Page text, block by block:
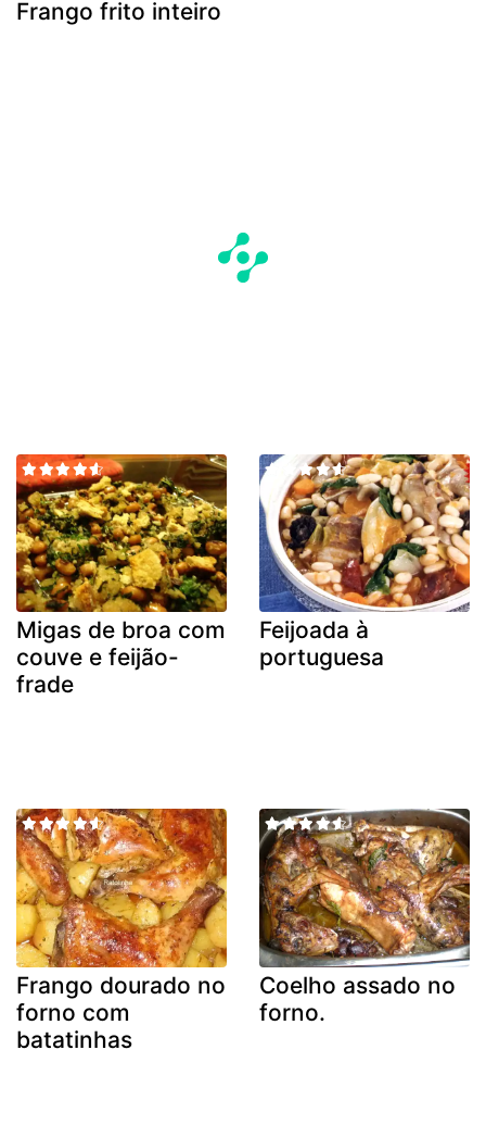
Frango frito inteiro
Migas de broa com
couve e feijão-
frade
Feijoada à
portuguesa
Frango dourado no
forno com
batatinhas
Coelho assado no
forno.